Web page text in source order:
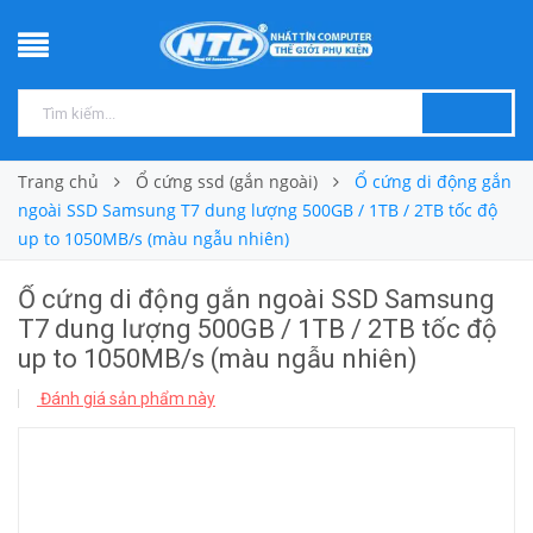
Trang chủ Ổ cứng ssd (gắn ngoài)
Ổ cứng di động gắn
ngoài SSD Samsung T7 dung lượng 500GB / 1TB / 2TB tốc độ
up to 1050MB/s (màu ngẫu nhiên)
Ổ cứng di động gắn ngoài SSD Samsung
T7 dung lượng 500GB / 1TB / 2TB tốc độ
up to 1050MB/s (màu ngẫu nhiên)
Đánh giá sản phẩm này